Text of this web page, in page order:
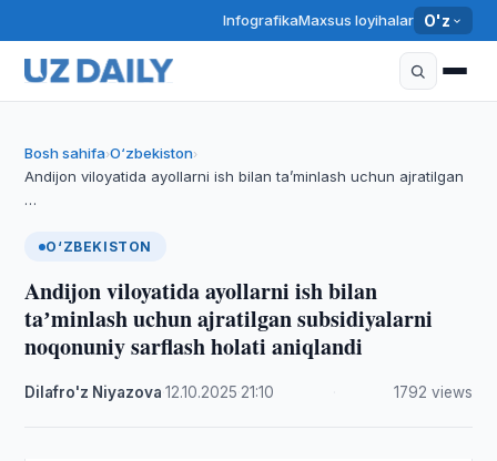
InfografikaMaxsus loyihalar O'z
Bosh sahifa›O‘zbekiston›
Andijon viloyatida ayollarni ish bilan taʼminlash uchun ajratilgan
…
O‘ZBEKISTON
Andijon viloyatida ayollarni ish bilan
taʼminlash uchun ajratilgan subsidiyalarni
noqonuniy sarflash holati aniqlandi
Dilafro'z Niyazova ·12.10.2025 21:10 1792 views